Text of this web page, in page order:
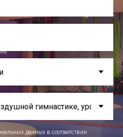
данных в соответствии